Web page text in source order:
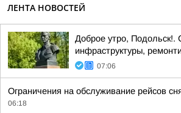
ЛЕНТА НОВОСТЕЙ
Доброе утро, Подольск!.
инфраструктуры,
07:06
Ограничения на обслуживание рейсов
06:18